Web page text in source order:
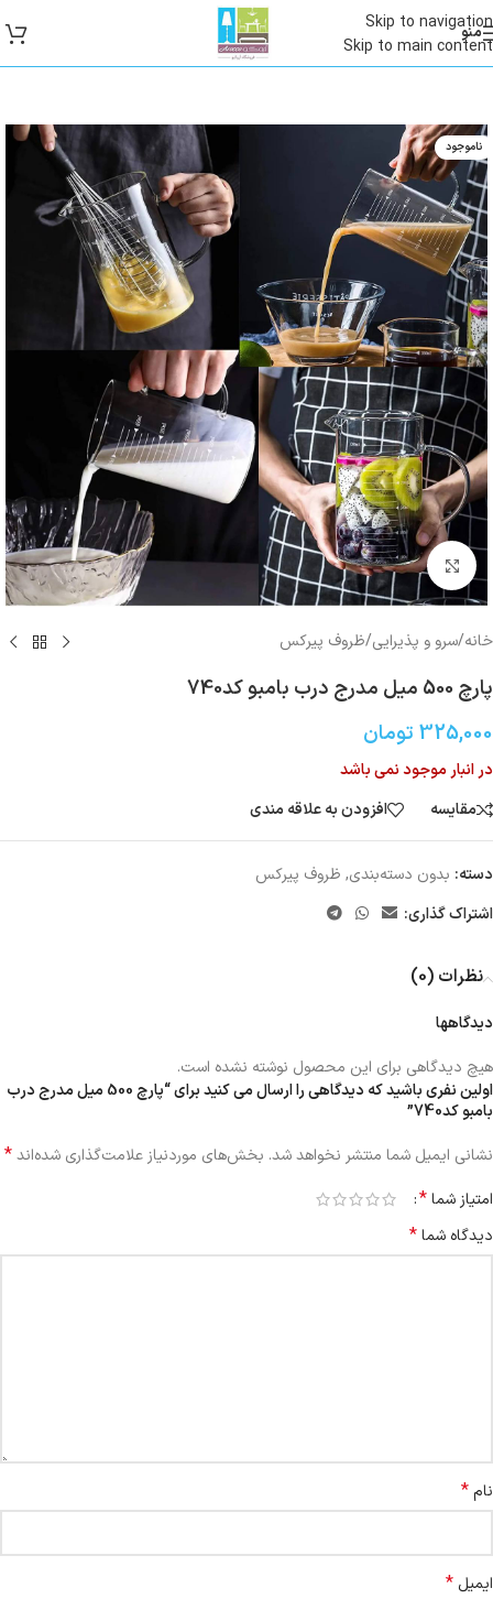
Skip to navigation
Skip to main content
منو
ناموجود
بزرگنمایی تصویر
خانه/سرو و پذیرایی/ظروف پیرکس
پارچ 500 میل مدرج درب بامبو کد740
325,000 تومان
در انبار موجود نمی باشد
مقایسه
افزودن به علاقه مندی
دسته: بدون دسته‌بندی, ظروف پیرکس
اشتراک گذاری:
نظرات (0)
دیدگاهها
هیچ دیدگاهی برای این محصول نوشته نشده است.
اولین نفری باشید که دیدگاهی را ارسال می کنید برای “پارچ 500 میل مدرج درب
بامبو کد740”
نشانی ایمیل شما منتشر نخواهد شد. بخش‌های موردنیاز علامت‌گذاری شده‌اند*
امتیاز شما*
دیدگاه شما*
نام*
ایمیل *